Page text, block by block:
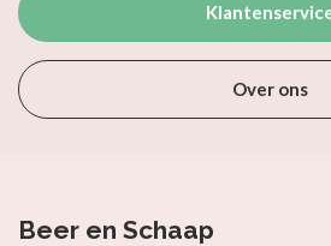
Over ons
Beer en Schaap